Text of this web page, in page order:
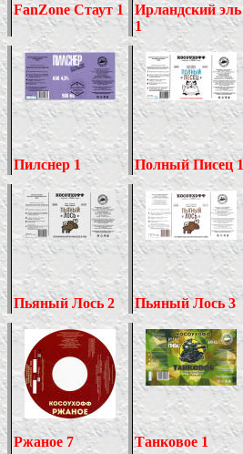
FanZoneСтаут 1
Ирландский эль
1
Пилснер 1 Полный Писец 1
Пьяный Лось 2 Пьяный Лось3
Ржаное 7 Танковое 1